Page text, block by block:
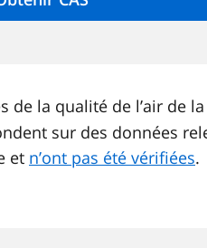
de la qualité de l’air de la
sur des données
et n’ont pas été vérifiées.